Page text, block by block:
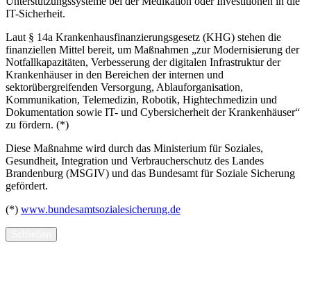
IT-Sicherheit.
Laut § 14a Krankenhausfinanzierungsgesetz (KHG) stehen die
finanziellen Mittel bereit, um Maßnahmen „zur Modernisierung der
Notfallkapazitäten, Verbesserung der digitalen Infrastruktur der
Krankenhäuser in den Bereichen der internen und
sektorübergreifenden Versorgung, Ablauforganisation,
Kommunikation, Telemedizin, Robotik, Hightechmedizin und
Dokumentation sowie IT- und Cybersicherheit der Krankenhäuser“
zu fördern. (*)
Diese Maßnahme wird durch das Ministerium für Soziales,
Gesundheit, Integration und Verbraucherschutz des Landes
Brandenburg (MSGIV) und das Bundesamt für Soziale Sicherung
gefördert.
(*) www.bundesamtsozialesicherung.de